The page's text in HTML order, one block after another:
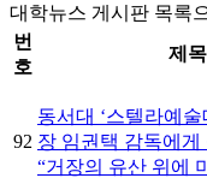
대학뉴스 게시판 목록
번
호
제목
92
동서대 ‘스텔라예술
장 임권택 감독에
“거장의 유산 위에